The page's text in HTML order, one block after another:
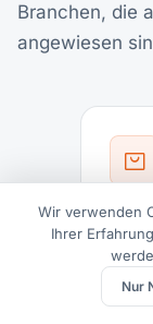
Branchen, die
angewiesen
Wir verwenden
Ihrer
Nur